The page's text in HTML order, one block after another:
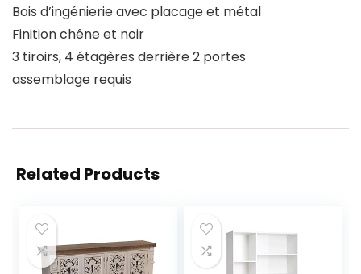
Bois d’ingénierie avec placage et métal
Finition chêne et noir
3 tiroirs, 4 étagères derrière 2 portes
assemblage requis
Related Products